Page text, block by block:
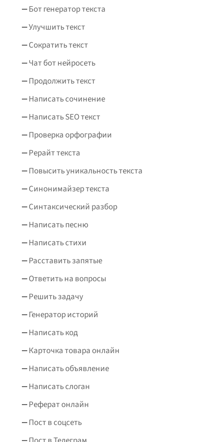
Бот генератор текста
Улучшить текст
Сократить текст
Чат бот нейросеть
Продолжить текст
Написать сочинение
Написать SEO текст
Проверка орфографии
Рерайт текста
Повысить уникальность текста
Синонимайзер текста
Синтаксический разбор
Написать песню
Написать стихи
Расставить запятые
Ответить на вопросы
Решить задачу
Генератор историй
Написать код
Карточка товара онлайн
Написать объявление
Написать слоган
Реферат онлайн
Пост в соцсеть